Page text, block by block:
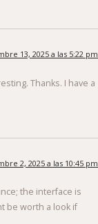
13, 2025 a las 5:22 pm
Thanks. I have a
2, 2025 a las 10:45 pm
the interface is
be worth a look if